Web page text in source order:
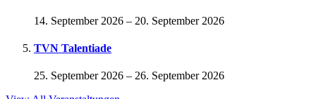
14. September 2026 – 20. September 2026
TVN Talentiade
25. September 2026 – 26. September 2026